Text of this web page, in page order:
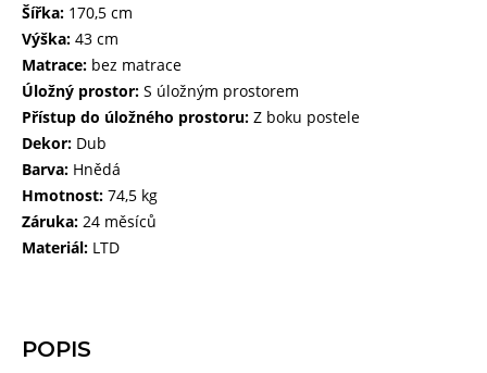
POPIS
Šířka: 170,5 cm
Výška: 43 cm
Matrace: bez matrace
Úložný prostor: S úložným prostorem
Přístup do úložného prostoru: Z boku postele
Dekor: Dub
Barva: Hnědá
Hmotnost: 74,5 kg
Záruka: 24 měsíců
Materiál: LTD